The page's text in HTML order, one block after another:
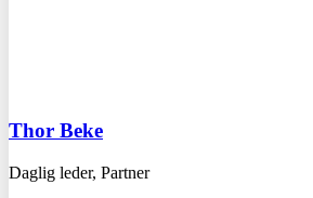
Thor Beke
Daglig leder, Partner